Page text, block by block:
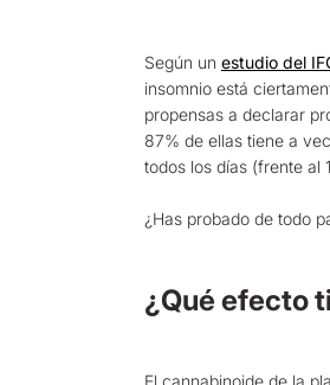
Según un estudio del
insomnio está
propensas a declarar
87% de ellas tiene a
todos los días (frente al
¿Has probado de todo
¿Qué efecto
El cannabinoide de la